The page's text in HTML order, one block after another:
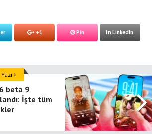
+1 Pin LinkedIn
beta 9
İşte tüm